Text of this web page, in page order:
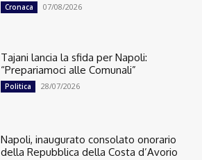
Cronaca 07/08/2026
Tajani lancia la sfida per Napoli:
“Prepariamoci alle Comunali”
Politica 28/07/2026
Napoli, inaugurato consolato onorario
della Repubblica della Costa d’Avorio